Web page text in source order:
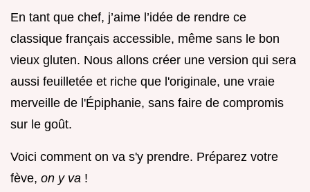
En tant que chef, j’aime l’idée de rendre ce
classique français accessible, même sans le bon
vieux gluten. Nous allons créer une version qui sera
aussi feuilletée et riche que l'originale, une vraie
merveille de l'Épiphanie, sans faire de compromis
sur le goût.
Voici comment on va s'y prendre. Préparez votre
fève, on y va !